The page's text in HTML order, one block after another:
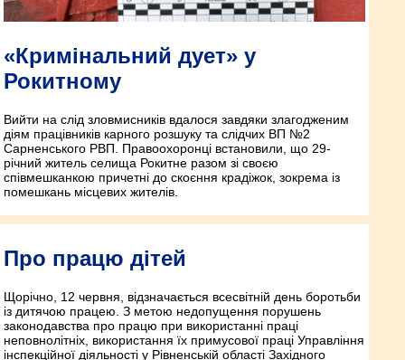
«Кримінальний дует» у
Рокитному
Вийти на слід зловмисників вдалося завдяки злагодженим
діям працівників карного розшуку та слідчих ВП №2
Сарненського РВП. Правоохоронці встановили, що 29-
річний житель селища Рокитне разом зі своєю
співмешканкою причетні до скоєння крадіжок, зокрема із
помешкань місцевих жителів.
Про працю дітей
Щорічно, 12 червня, відзначається всесвітній день боротьби
із дитячою працею. З метою недопущення порушень
законодавства про працю при використанні праці
неповнолітніх, використання їх примусової праці Управління
інспекційної діяльності у Рівненській області Західного